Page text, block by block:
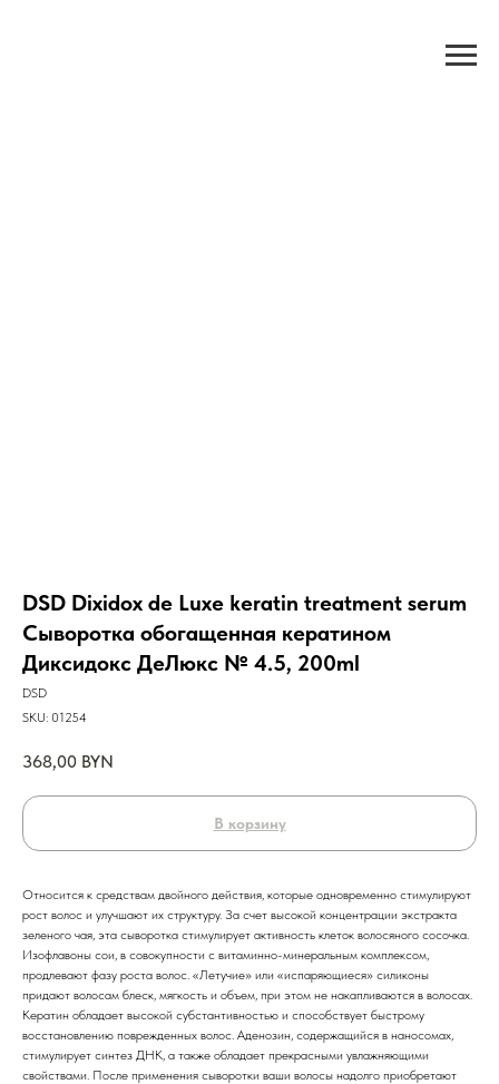
DSD Dixidox de Luxe keratin treatment serum
Сыворотка обогащенная кератином
Диксидокс ДеЛюкс № 4.5, 200ml
DSD
SKU: 01254
368,00 BYN
В корзину
Относится к средствам двойного действия, которые одновременно стимулируют
рост волос и улучшают их структуру. За счет высокой концентрации экстракта
зеленого чая, эта сыворотка стимулирует активность клеток волосяного сосочка.
Изофлавоны сои, в совокупности с витаминно-минеральным комплексом,
продлевают фазу роста волос. «Летучие» или «испаряющиеся» силиконы
придают волосам блеск, мягкость и объем, при этом не накапливаются в волосах.
Кератин обладает высокой субстантивностью и способствует быстрому
восстановлению поврежденных волос. Аденозин, содержащийся в наносомах,
стимулирует синтез ДНК, а также обладает прекрасными увлажняющими
свойствами. После применения сыворотки ваши волосы надолго приобретают